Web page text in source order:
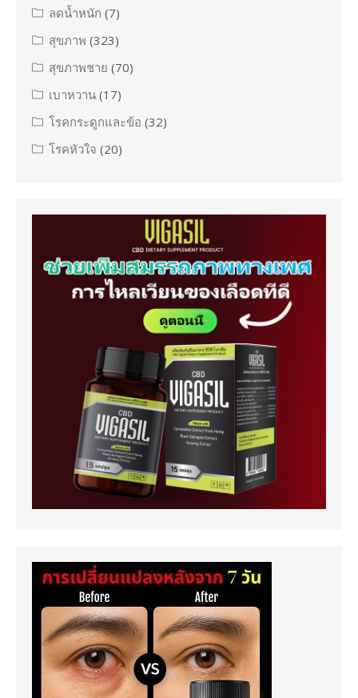
ลดน้ำหนัก (7)
สุขภาพ (323)
สุขภาพชาย (70)
เบาหวาน (17)
โรคกระดูกและข้อ (32)
โรคหัวใจ (20)